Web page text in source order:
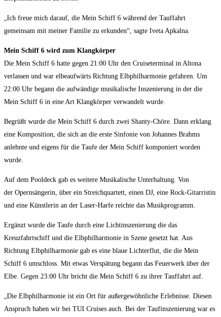
„Ich freue mich darauf, die Mein Schiff 6 während der Tauffahrt
gemeinsam mit meiner Familie zu erkunden“, sagte Iveta Apkalna.
Mein Schiff 6 wird zum Klangkörper
Die Mein Schiff 6 hatte gegen 21:00 Uhr den Cruiseterminal in Altona
verlassen und war elbeaufwärts Richtung Elbphilharmonie gefahren. Um
22:00 Uhr begann die aufwändige musikalische Inszenierung in der die
Mein Schiff 6 in eine Art Klangkörper verwandelt wurde.
Begrüßt wurde die Mein Schiff 6 durch zwei Shanty-Chöre. Dann erklang
eine Komposition, die sich an die erste Sinfonie von Johannes Brahms
anlehnte und eigens für die Taufe der Mein Schiff komponiert worden
wurde.
Auf dem Pooldeck gab es weitere Musikalische Unterhaltung. Von
der Opernsängerin, über ein Streichquartett, einen DJ, eine Rock-Gitarristin
und eine Künstlerin an der Laser-Harfe reichte das Musikprogramm.
Ergänzt wurde die Taufe durch eine Lichtinszenierung die das
Kreuzfahrtschiff und die Elbphilharmonie in Szene gesetzt hat. Aus
Richtung Elbphilharmonie gab es eine blaue Lichterflut, die die Mein
Schiff 6 umschloss. Mit etwas Verspätung begann das Feuerwerk über der
Elbe. Gegen 23:00 Uhr bricht die Mein Schiff 6 zu ihrer Tauffahrt auf.
„Die Elbphilharmonie ist ein Ort für außergewöhnliche Erlebnisse. Diesen
Anspruch haben wir bei TUI Cruises auch. Bei der Taufinszenierung war es